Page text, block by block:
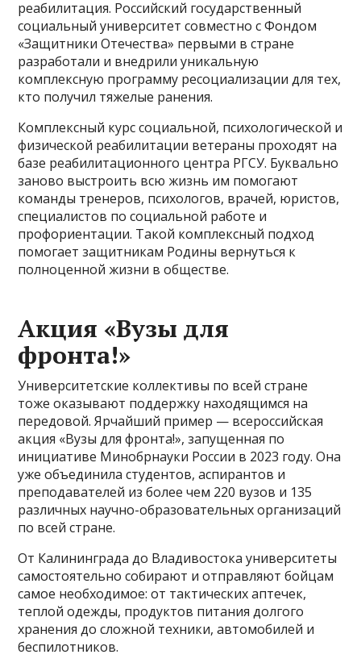
реабилитация. Российский государственный
социальный университет совместно с Фондом
«Защитники Отечества» первыми в стране
разработали и внедрили уникальную
комплексную программу ресоциализации для тех,
кто получил тяжелые ранения.
Комплексный курс социальной, психологической и
физической реабилитации ветераны проходят на
базе реабилитационного центра РГСУ. Буквально
заново выстроить всю жизнь им помогают
команды тренеров, психологов, врачей, юристов,
специалистов по социальной работе и
профориентации. Такой комплексный подход
помогает защитникам Родины вернуться к
полноценной жизни в обществе.
Акция «Вузы для
фронта!»
Университетские коллективы по всей стране
тоже оказывают поддержку находящимся на
передовой. Ярчайший пример — всероссийская
акция «Вузы для фронта!», запущенная по
инициативе Минобрнауки России в 2023 году. Она
уже объединила студентов, аспирантов и
преподавателей из более чем 220 вузов и 135
различных научно-образовательных организаций
по всей стране.
От Калининграда до Владивостока университеты
самостоятельно собирают и отправляют бойцам
самое необходимое: от тактических аптечек,
теплой одежды, продуктов питания долгого
хранения до сложной техники, автомобилей и
беспилотников.